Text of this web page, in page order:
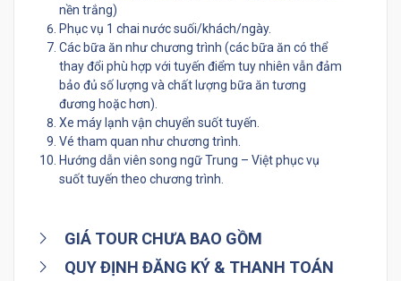
nền trắng)
Phục vụ 1 chai nước suối/khách/ngày.
Các bữa ăn như chương trình (các bữa ăn có thể
thay đổi phù hợp với tuyến điểm tuy nhiên vẫn đảm
bảo đủ số lượng và chất lượng bữa ăn tương
đương hoặc hơn).
Xe máy lạnh vận chuyển suốt tuyến.
Vé tham quan như chương trình.
Hướng dẫn viên song ngữ Trung – Việt phục vụ
suốt tuyến theo chương trình.
GIÁ TOUR CHƯA BAO GỒM
QUY ĐỊNH ĐĂNG KÝ & THANH TOÁN